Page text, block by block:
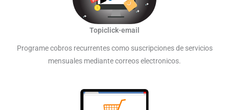
Topiclick-email
Programe cobros recurrentes como suscripciones de servicios
mensuales mediante correos electronicos.